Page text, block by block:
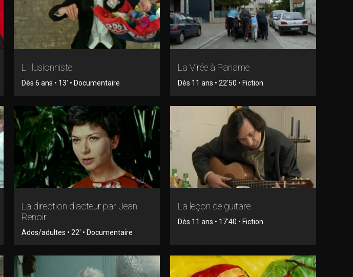
L'Illusionniste
Dès 6 ans • 13' • Documentaire
La Virée à Paname
Dès 11 ans • 22'50 • Fiction
La direction d'acteur par Jean
Renoir
Ados/adultes • 22' • Documentaire
La leçon de guitare
Dès 11 ans • 17'40 • Fiction